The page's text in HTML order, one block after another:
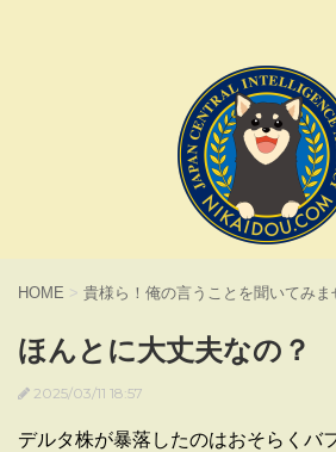
HOME > 貴様ら！俺の言うことを聞いてみま
ほんとに大丈夫なの？
2025/03/11 18:57
デルタ株が暴落したのはおそらくバ